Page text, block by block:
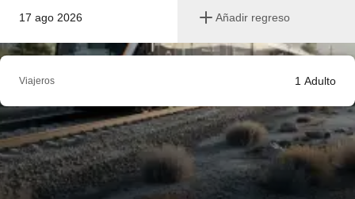
17 ago 2026 Añadir regreso
Viajeros 1 Adulto